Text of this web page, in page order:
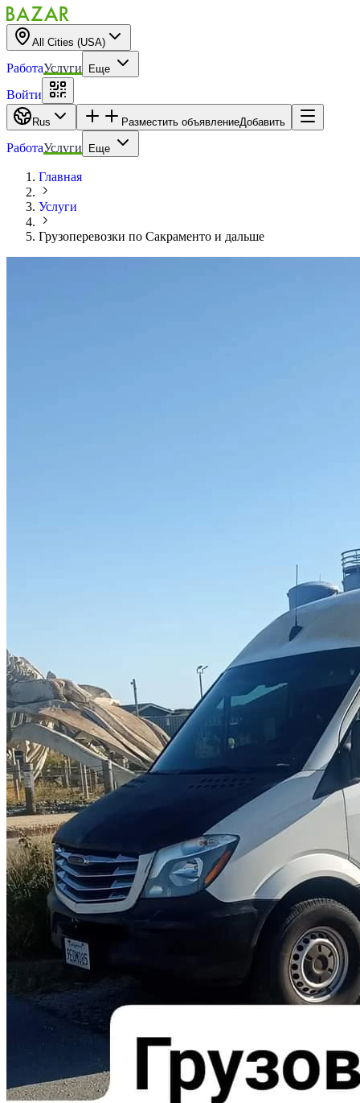
All Cities (USA)
РаботаУслуги Еще
Войти
Rus Разместить объявлениеДобавить
РаботаУслуги Еще
Главная
Услуги
Грузоперевозки по Сакраменто и дальше